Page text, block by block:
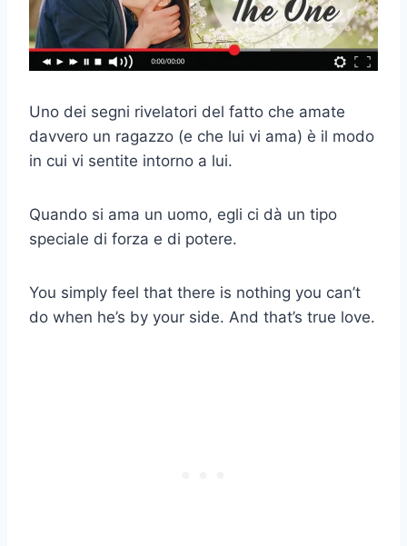
Uno dei segni rivelatori del fatto che amate
davvero un ragazzo (e che lui vi ama) è il modo
in cui vi sentite intorno a lui.
Quando si ama un uomo, egli ci dà un tipo
speciale di forza e di potere.
You simply feel that there is nothing you can’t
do when he’s by your side. And that’s true love.